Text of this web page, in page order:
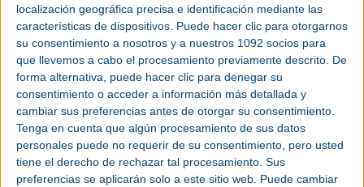
localización geográfica precisa e identificación mediante las
características de dispositivos. Puede hacer clic para otorgarnos
su consentimiento a nosotros y a nuestros 1092 socios para
que llevemos a cabo el procesamiento previamente descrito. De
forma alternativa, puede hacer clic para denegar su
consentimiento o acceder a información más detallada y
cambiar sus preferencias antes de otorgar su consentimiento.
Tenga en cuenta que algún procesamiento de sus datos
personales puede no requerir de su consentimiento, pero usted
tiene el derecho de rechazar tal procesamiento. Sus
preferencias se aplicarán solo a este sitio web. Puede cambiar
Noticias por secciones
Compresores y vacío
Maquinaria y equipo
mecánico